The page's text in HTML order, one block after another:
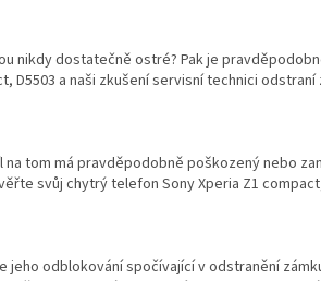
nikdy dostatečně ostré? Pak je
D5503 a naši zkušení servisní technici odstraní
tom má pravděpodobně poškozený nebo
svůj chytrý telefon Sony Xperia Z1
jeho odblokování spočívající v odstranění